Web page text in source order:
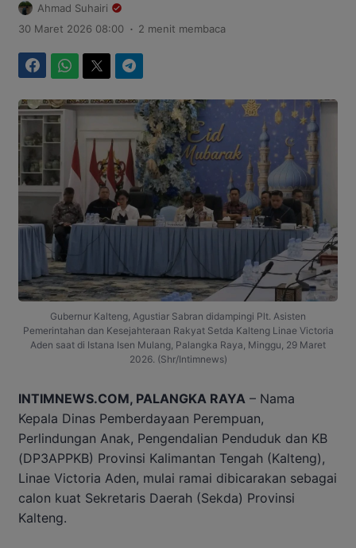
Ahmad Suhairi
30 Maret 2026 08:00 . 2 menit membaca
Gubernur Kalteng, Agustiar Sabran didampingi Plt. Asisten
Pemerintahan dan Kesejahteraan Rakyat Setda Kalteng Linae Victoria
Aden saat di Istana Isen Mulang, Palangka Raya, Minggu, 29 Maret
2026. (Shr/Intimnews)
INTIMNEWS.COM, PALANGKA RAYA – Nama
Kepala Dinas Pemberdayaan Perempuan,
Perlindungan Anak, Pengendalian Penduduk dan KB
(DP3APPKB) Provinsi Kalimantan Tengah (Kalteng),
Linae Victoria Aden, mulai ramai dibicarakan sebagai
calon kuat Sekretaris Daerah (Sekda) Provinsi
Kalteng.